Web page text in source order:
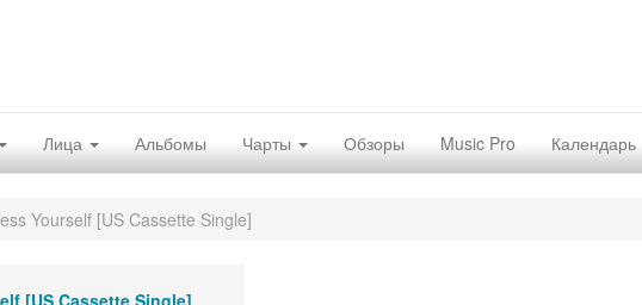
Лица Альбомы Чарты Обзоры Music Pro Календарь
Yourself [US Cassette Single]
[US Cassette Single]